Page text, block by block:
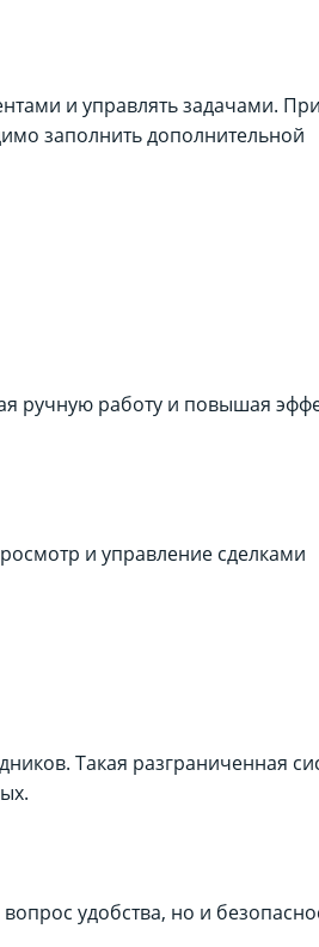
и управлять задачами.
заполнить дополнительной
ручную работу и повышая
и управление сделками
Такая разграниченная
удобства, но и